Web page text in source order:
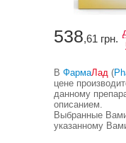
538,61 грн.
В ФармаЛад (
цене
данному
описанием.
Выбранные
указанному